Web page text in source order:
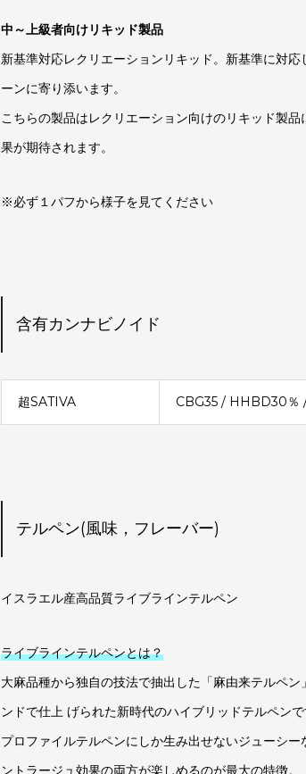
中～上級者向けリキッド製品
新基準対応レクリエーションリキッド。新基準に対
ーンに寄り添います。
こちらの製品はレクリエーション向けのリキッド製
果が期待されます。
※必ず１パフから様子を見てください
含有カンナビノイド
超SATIVA CBG35 / HHBD30
テルペン(風味，フレーバー)
イスラエル産高品質ライブラインテルペン
ライブラインテルペンとは？
大麻品種から独自の技法で抽出した「麻由来テルペ
ンドで仕上 げられた新時代のハイブリッドテルペンで
プロファイルテルペンにしか生み出せないジューシ
ントラージュ効果の両方が楽しめるのが最大の特徴。